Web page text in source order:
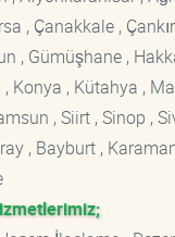
, Çanakkale ,
, Gümüşhane ,
, Konya , Kütahya ,
, Siirt , Sinop ,
, Bayburt ,